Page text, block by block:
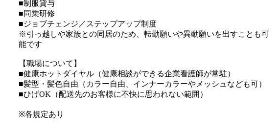
■制服貸与
■同乗研修
■ジョブチェンジ／ステップアップ制度
※引っ越しや家族との同居のため、転勤願いや異動願いを出すことも可
能です
【職場について】
■健康ホットダイヤル（健康相談ができる企業看護師が常駐）
■髪型・髪色自由（カラー自由、インナーカラーやメッシュなども可）
■ひげOK（配送先のお客様に不快に思われない範囲）
※各規定あり